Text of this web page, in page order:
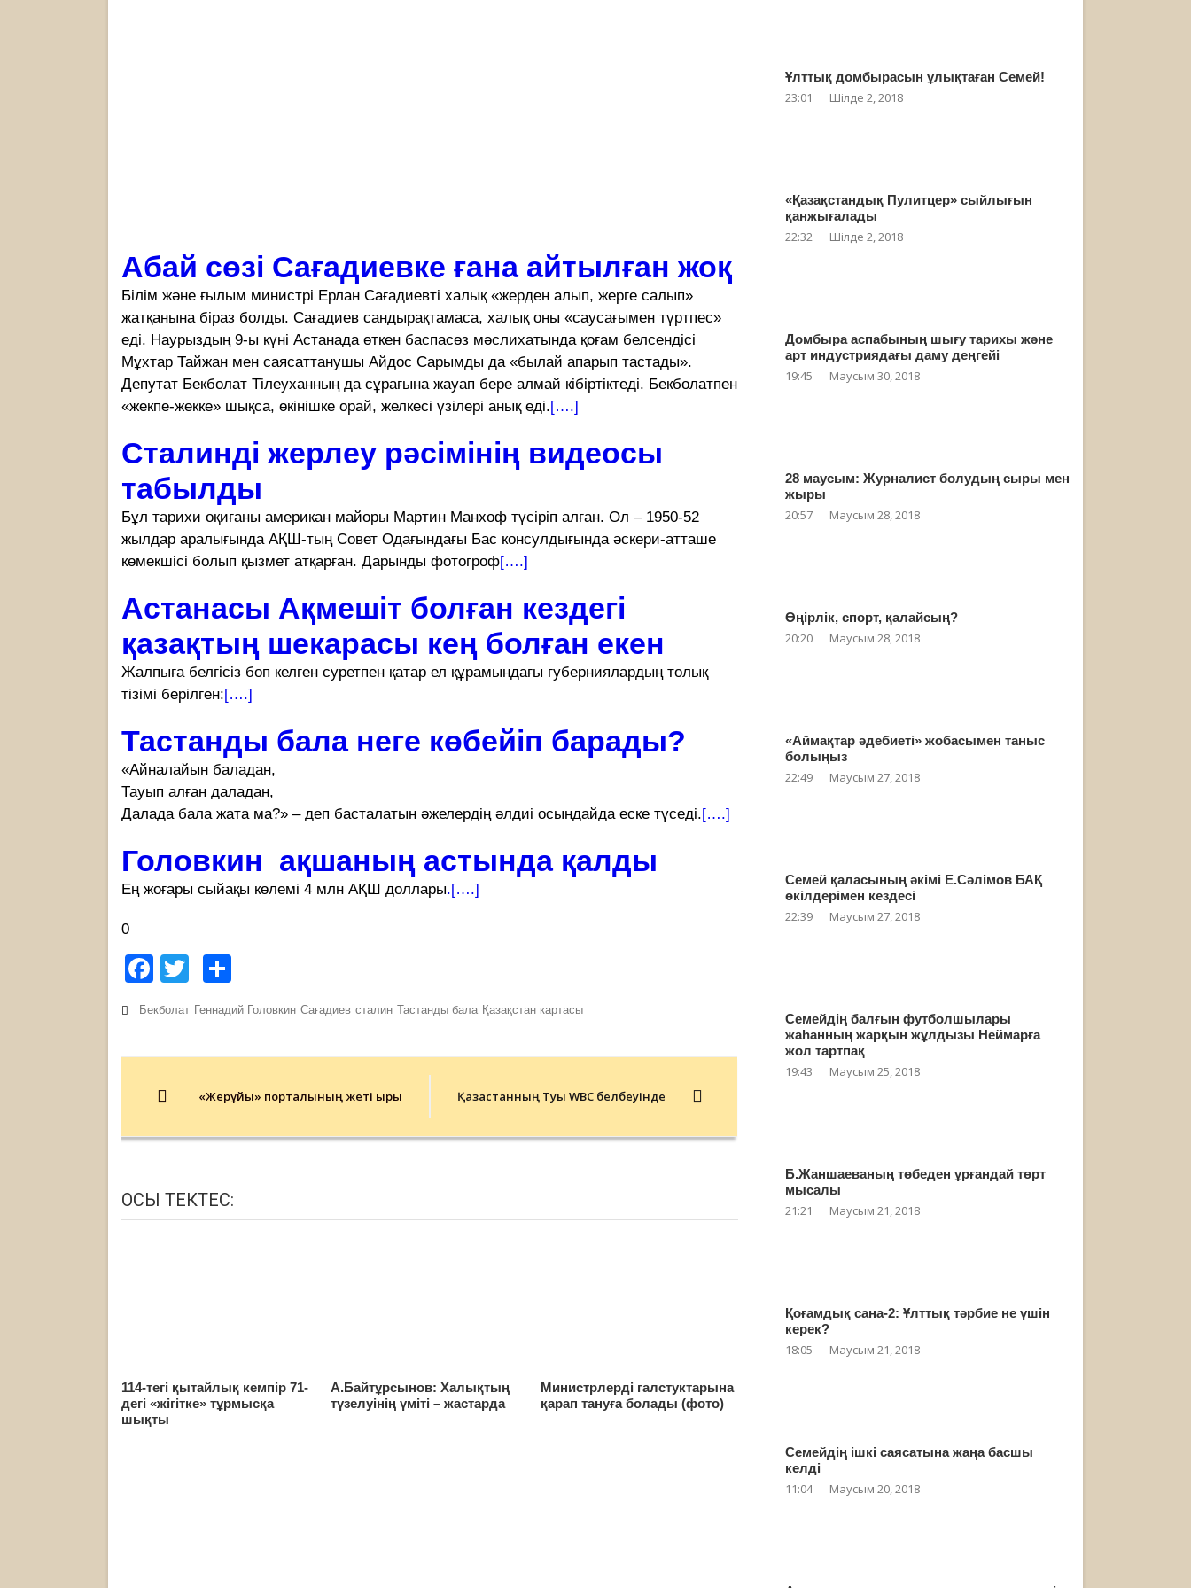
Абай сөзі Сағадиевке ғана айтылған жоқ
Білім және ғылым министрі Ерлан Сағадиевті халық «жерден алып, жерге салып»
жатқанына біраз болды. Сағадиев сандырақтамаса, халық оны «саусағымен түртпес»
еді. Наурыздың 9-ы күні Астанада өткен баспасөз мәслихатында қоғам белсендісі
Мұхтар Тайжан мен саясаттанушы Айдос Сарымды да «былай апарып тастады».
Депутат Бекболат Тілеуханның да сұрағына жауап бере алмай кібіртіктеді. Бекболатпен
«жекпе-жекке» шықса, өкінішке орай, желкесі үзілері анық еді.[….]
Сталинді жерлеу рәсімінің видеосы
табылды
Бұл тарихи оқиғаны американ майоры Мартин Манхоф түсіріп алған. Ол – 1950-52
жылдар аралығында АҚШ-тың Совет Одағындағы Бас консулдығында әскери-атташе
көмекшісі болып қызмет атқарған. Дарынды фотогроф[….]
Астанасы Ақмешіт болған кездегі
қазақтың шекарасы кең болған екен
Жалпыға белгісіз боп келген суретпен қатар ел құрамындағы губерниялардың толық
тізімі берілген:[….]
Тастанды бала неге көбейіп барады?
«Айналайын баладан,
Тауып алған даладан,
Далада бала жата ма?» – деп басталатын әжелердің әлдиі осындайда еске түседі.[….]
Головкин ақшаның астында қалды
Ең жоғары сыйақы көлемі 4 млн АҚШ доллары.[….]
0
Facebook
Twitter
Бекболат Геннадий Головкин Сағадиев сталин Тастанды бала Қазақстан картасы
navigation«Жерұйық» порталының жеті қыры Қазақстанның Туы WBC белбеуінде
ОСЫ ТЕКТЕС:
114-тегі қытайлық кемпір 71-
дегі «жігітке» тұрмысқа
шықты
А.Байтұрсынов: Халықтың
түзелуінің үміті – жастарда
Министрлерді галстуктарына
қарап тануға болады (фото)
Ұлттық домбырасын ұлықтаған Семей!
23:01 Шілде 2, 2018
«Қазақстандық Пулитцер» сыйлығын
қанжығалады
22:32 Шілде 2, 2018
Домбыра аспабының шығу тарихы және
арт индустриядағы даму деңгейі
19:45 Маусым 30, 2018
28 маусым: Журналист болудың сыры мен
жыры
20:57 Маусым 28, 2018
Өңірлік, спорт, қалайсың?
20:20 Маусым 28, 2018
«Аймақтар әдебиеті» жобасымен таныс
болыңыз
22:49 Маусым 27, 2018
Семей қаласының әкімі Е.Сәлімов БАҚ
өкілдерімен кездесі
22:39 Маусым 27, 2018
Семейдің балғын футболшылары
жаһанның жарқын жұлдызы Неймарға
жол тартпақ
19:43 Маусым 25, 2018
Б.Жаншаеваның төбеден ұрғандай төрт
мысалы
21:21 Маусым 21, 2018
Қоғамдық сана-2: Ұлттық тәрбие не үшін
керек?
18:05 Маусым 21, 2018
Семейдің ішкі саясатына жаңа басшы
келді
11:04 Маусым 20, 2018